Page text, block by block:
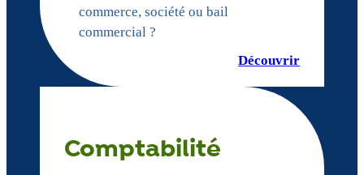
commerce, société ou bail
commercial ?
Découvrir
Comptabilité